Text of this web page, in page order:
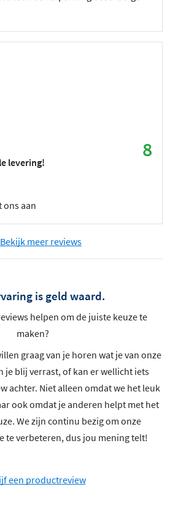
8
levering!
ons aan
Bekijk meer reviews
is geld waard.
helpen om de juiste keuze te
maken?
graag van je horen wat je van onze
je blij verrast, of kan er wellicht iets
achter. Niet alleen omdat we het leuk
ook omdat je anderen helpt met het
We zijn continu bezig om onze
te verbeteren, dus jou mening telt!
een productreview